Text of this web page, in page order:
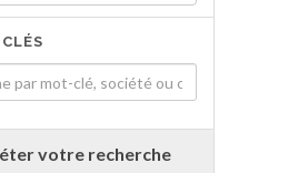
votre recherche